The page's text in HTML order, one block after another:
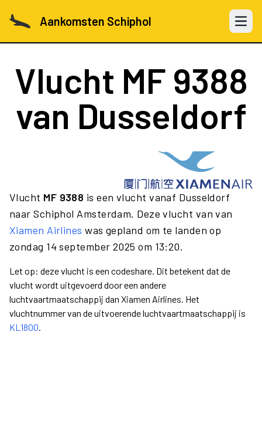
Aankomsten Schiphol Open
Vlucht MF 9388
van Dusseldorf
Vlucht MF 9388 is een vlucht vanaf Dusseldorf
naar Schiphol Amsterdam. Deze vlucht van van
Xiamen Airlines was gepland om te landen op
zondag 14 september 2025 om 13:20.
Let op: deze vlucht is een codeshare. Dit betekent dat de
vlucht wordt uitgevoerd door een andere
luchtvaartmaatschappij dan Xiamen Airlines. Het
vluchtnummer van de uitvoerende luchtvaartmaatschappij is
KL1800.